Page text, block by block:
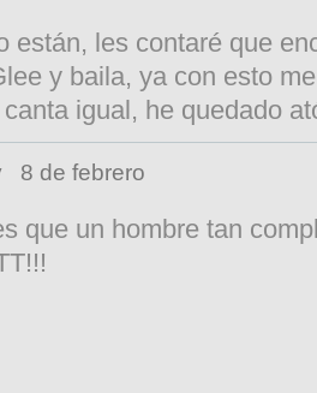
están, les contaré que
y baila, ya con esto
igual, he quedado
8 de febrero
que un hombre tan